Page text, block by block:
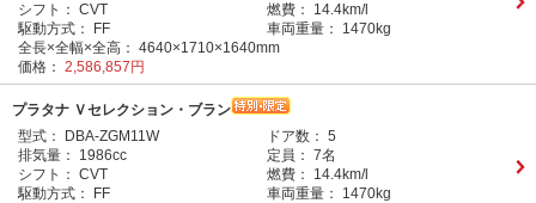
シフト： CVT 燃費：
14.4km/l
駆動方式：
FF 車両重量：
1470kg
全長×全幅×全高： 4640×1710×1640mm
価格： 2,586,857円
プラタナ Ｖセレクション・ブラン
型式：
DBA-ZGM11W ドア数： 5
排気量：
1986cc 定員： 7名
シフト： CVT 燃費：
14.4km/l
駆動方式：
FF 車両重量：
1470kg